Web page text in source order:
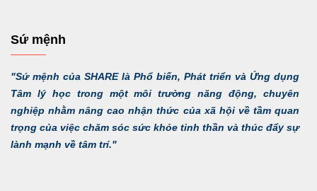
Sứ mệnh
"Sứ mệnh của SHARE là Phổ biến, Phát triển và Ứng dụng
Tâm lý học trong một môi trường năng động, chuyên
nghiệp nhằm nâng cao nhận thức của xã hội về tầm quan
trọng của việc chăm sóc sức khỏe tinh thần và thúc đẩy sự
lành mạnh về tâm trí."